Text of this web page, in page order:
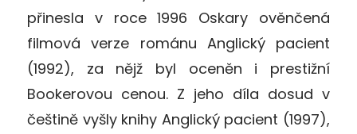
přinesla v roce 1996 Oskary ověnčená
filmová verze románu Anglický pacient
(1992), za nějž byl oceněn i prestižní
Bookerovou cenou. Z jeho díla dosud v
češtině vyšly knihy Anglický pacient (1997),